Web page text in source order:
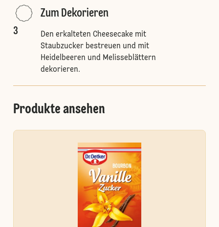
3
Zum Dekorieren
Den erkalteten Cheesecake mit
Staubzucker bestreuen und mit
Heidelbeeren und Melisseblättern
dekorieren.
Produkte ansehen